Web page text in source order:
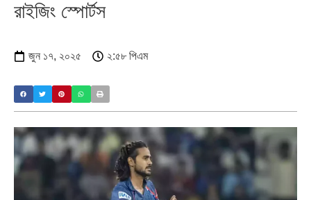
রাইজিং স্পোর্টস
জুন ১৭, ২০২৫ ২:৫৮ পিএম